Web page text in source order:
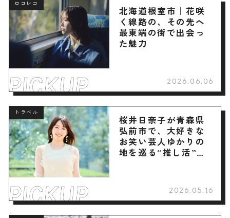
ロコレコ
北海道根室市｜花咲
く線路の、その先へ
最東端の街で出会っ
た魅力
2026.06.06
トラベル
桜井日奈子が青森県
弘前市で、大好きな
お笑い芸人ゆかりの
地を巡る“推し活”旅
2026.05.16